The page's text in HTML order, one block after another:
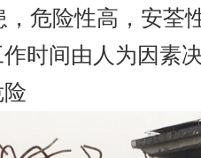
，危险性高，安荃
时间由人为因素